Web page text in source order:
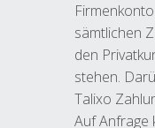
sämtlichen
den
stehen.
Talixo
Auf Anfrage